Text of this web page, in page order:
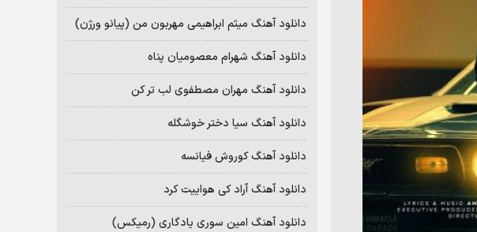
دانلود آهنگ میثم ابراهیمی مهربون من (پیانو ورژن)
دانلود آهنگ شهرام معصومیان پناه
دانلود آهنگ مهران مصطفوی لب تر کن
دانلود آهنگ سیا دختر خوشگله
دانلود آهنگ کوروش فیانسه
دانلود آهنگ آراد کی هواییت کرد
دانلود آهنگ امین سوری یادگاری (رمیکس)